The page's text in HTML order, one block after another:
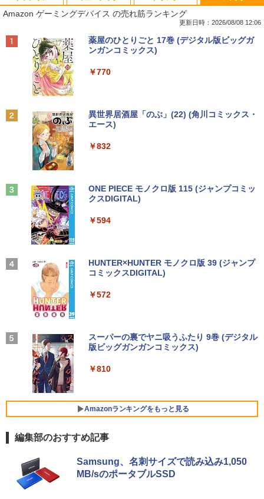
1
■新品■Panasonic Let's note CF-SZ5 C
F-SZ6 CF-SV1 CF-SV2 CF-SV7 CF-SV8
CF-SV9 日本語キーボード
￥4,620
付き 初心者向けノートPC 初期設定済 1
5.6型 インテル高速CPU ランダムで発送
メモリ4GB～ 高速SSD1TB 最大 フルHD
新で在庫処分
ノートパソコン Dell Latitude 7380 第6
￥13,800
（4週間延長）【Office2024セット】イ
ンストール済※この商品はレンタルで
い。
5
Panasonic Let's note CF-SZ6/12.1型F
HD / 第7世代 Core i3-7100U /中古ノート
メモリ8GB / 高速SSD搭載 / Webカメラ /
HDMI・VGA / WiFi / 超軽量モバイルノー
ト ・初期設定不要
1
【中古良品】【安心保証】PHILIPS 223V
5L 21.5 インチフル HD 液晶モニター HD
MI VGA 入力 角度調整可能
￥4,200
（1920x1080） HDMI指定可 ノングレア
EIZO IIYAMA 三菱 富士通 NEC IO-DATA
Dell HP PHILIPS等 液晶ディスプレイ
ASUS エイスース 液晶ディスプレイ Ey
ワイド ] ブラック VP227HF
還元！】ゲーミングモニター 23.8インチ
ative Sync対応HDMI1.4×2 DP1.2×1 3年
保証 KTC H24B9S
￥11,979
【公式店】 モニター 23.8インチ 144Hz
ブルーライトカット ノングレア ディスプ
レイ HDMI 144hz pcモニター Adaptive-
JM24IC02-F144 マクスゼン マクスゼン
レビューCP1000
1
月刊少女野崎くん（18）特装版 セレク
ト小冊子「堀と鹿島編」付き （SEコミッ
クスプレミアム） [ 椿いづみ ]
￥1,650
￥5,170
￥11,000
聞ける!はじめてずかん1000 英語つき／
小学館辞典編集部
￥5,478
薬屋のひとりごと 17巻 【電子書籍】[ 日
向夏 ]
￥770
Anker Soundcore P40i オフホワイト
Anker Soundcore P31i ブラック
Anker Soundcore Liberty 5 ミッドナイトブ
ラック
￥14,990
【2026年アップグレード版】AOKIMI ワイヤ
レスイヤホン bluetooth イヤホン V12 小型
るーとゅーす コードレス ENCノイズキャン
￥1,964
￥3,480
BRUCE WAYNE feat. Flo Milli, ATL Jacob
[Explicit]
￥250
BRUCE WAYNE feat. Flo Milli, ATL Jacob
[Explicit]
￥250
On My Road (Stadium ver.)
On My Road (Stadium ver.)
BUGS LIFE
by Amazon 天然水 ラベルレス 500ml ×24本
富士山の天然水 バナジウム含有 水 ミネラル
ットル (Smart Basic)
【Amazon.co.jp限定】 い・ろ・は・す 2L P
by Amazon 天然水ラベルレス 2L×9本
￥1,117
by Amazon 炭酸水 ラベルレス 500ml ×24本
art Basic)
コカ・コーラ やかんの麦茶 from 爽健美茶 ラ
Amazon ゲーミングデバイス の売れ筋ランキング
更新日時：2026/08/08 12:06
薬屋のひとりごと 17巻 (デジタル版ビッグガ
ンガンコミックス)
￥770
異世界居酒屋「のぶ」(22) (角川コミックス・
エース)
￥832
ONE PIECE モノクロ版 115 (ジャンプコミッ
クスDIGITAL)
￥594
HUNTER×HUNTER モノクロ版 39 (ジャンプ
コミックスDIGITAL)
￥572
スーパーの裏でヤニ吸うふたり 9巻 (デジタル
版ビッグガンガンコミックス)
￥810
Amazonランキングをもっと見る
編集部のおすすめ記事
Samsung、名刺サイズで読み込み1,050
MB/sのポータブルSSD